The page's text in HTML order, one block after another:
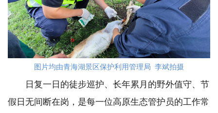
图片均由青海湖景区保护利用管理局 李斌拍摄
日复一日的徒步巡护、长年累月的野外值守、节
假日无间断在岗，是每一位高原生态管护员的工作常